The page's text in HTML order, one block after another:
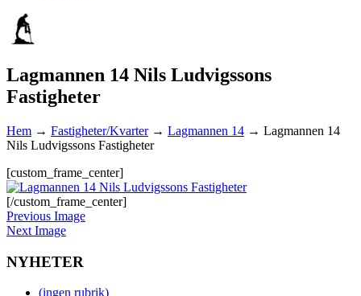
Lagmannen 14 Nils Ludvigssons
Fastigheter
Hem → Fastigheter/Kvarter→ Lagmannen 14 → Lagmannen 14
Nils Ludvigssons Fastigheter
[custom_frame_center]
[/custom_frame_center]
Previous Image
Next Image
NYHETER
(ingen rubrik)